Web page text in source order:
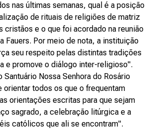
nas últimas semanas, qual é a posição
de rituais de religiões de matriz
cristãos e o que foi acordado na reunião
Fauers. Por meio de nota, a instituição
seu respeito pelas distintas tradições
e promove o diálogo inter-religioso".
Santuário Nossa Senhora do Rosário
orientar todos os que o frequentam
orientações escritas para que sejam
sagrado, a celebração litúrgica e a
católicos que ali se encontram".